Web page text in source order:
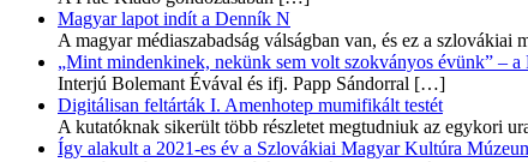
Magyar lapot indít a Denník N
A magyar médiaszabadság válságban van, és ez a szlovákiai
„Mint mindenkinek, nekünk sem volt szokványos évünk” –
Interjú Bolemant Évával és ifj. Papp Sándorral […]
Digitálisan feltárták I. Amenhotep mumifikált testét
A kutatóknak sikerült több részletet megtudniuk az egykori
Így alakult a 2021-es év a Szlovákiai Magyar Kultúra